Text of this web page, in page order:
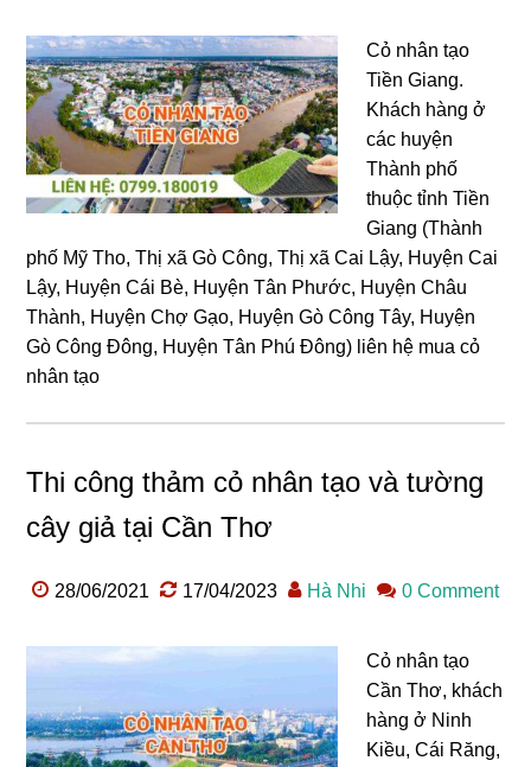
Cỏ nhân tạo
Tiền Giang.
Khách hàng ở
các huyện
Thành phố
thuộc tỉnh Tiền
Giang (Thành
phố Mỹ Tho, Thị xã Gò Công, Thị xã Cai Lậy, Huyện Cai
Lậy, Huyện Cái Bè, Huyện Tân Phước, Huyện Châu
Thành, Huyện Chợ Gạo, Huyện Gò Công Tây, Huyện
Gò Công Đông, Huyện Tân Phú Đông) liên hệ mua cỏ
nhân tạo
Thi công thảm cỏ nhân tạo và tường
cây giả tại Cần Thơ
28/06/2021 17/04/2023 Hà Nhi 0 Comment
Cỏ nhân tạo
Cần Thơ, khách
hàng ở Ninh
Kiều, Cái Răng,